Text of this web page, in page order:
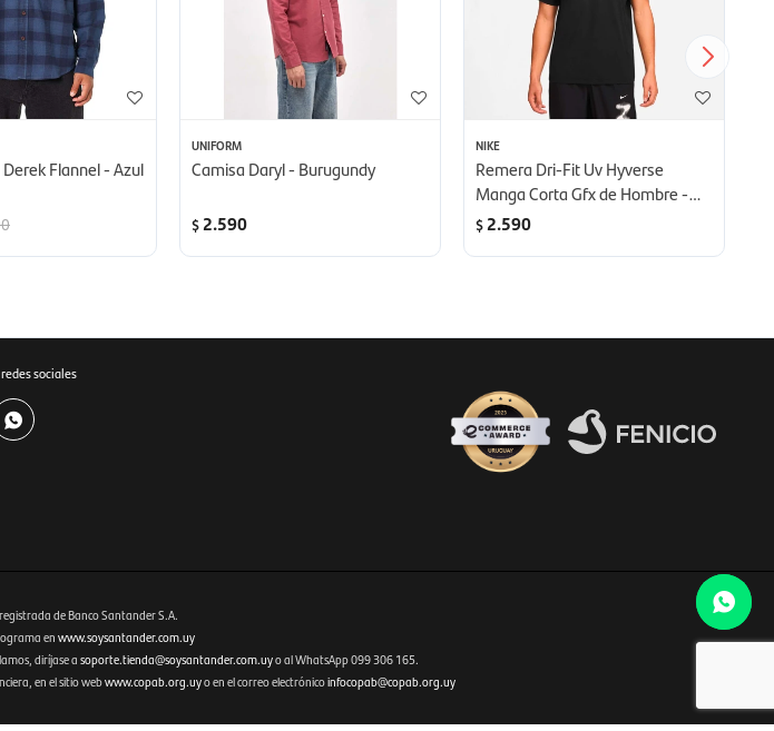
Flannel - Azul
UNIFORM
Camisa Daryl - Burugundy
$2.590
NIKE
Remera Dri-Fit Uv Hyverse
Manga Corta Gfx de Hombre -
negro
$2.590
sociales

Fenicio eCommerce Uruguay
de Banco Santander S.A.
en www.soysantander.com.uy
diríjase a soporte.tienda@soysantander.com.uyo al WhatsApp 099 306 165.
en el sitio webwww.copab.org.uyo en el correo electrónicoinfocopab@copab.org.uy